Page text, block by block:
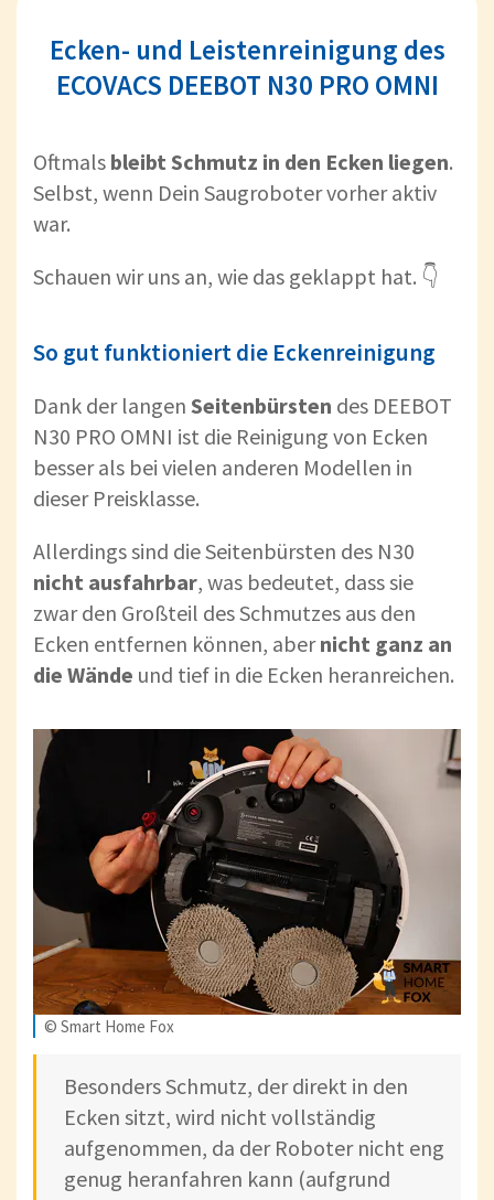
Ecken- und Leistenreinigung des
ECOVACS DEEBOT N30 PRO OMNI
Oftmals bleibt Schmutz in den Ecken liegen.
Selbst, wenn Dein Saugroboter vorher aktiv
war.
Schauen wir uns an, wie das geklappt hat. 👇
So gut funktioniert die Eckenreinigung
Dank der langen Seitenbürsten des DEEBOT
N30 PRO OMNI ist die Reinigung von Ecken
besser als bei vielen anderen Modellen in
dieser Preisklasse.
Allerdings sind die Seitenbürsten des N30
nicht ausfahrbar, was bedeutet, dass sie
zwar den Großteil des Schmutzes aus den
Ecken entfernen können, abernicht ganz an
die Wände und tief in die Ecken heranreichen.
© Smart Home Fox
Besonders Schmutz, der direkt in den
Ecken sitzt, wird nicht vollständig
aufgenommen, da der Roboter nicht eng
genug heranfahren kann (aufgrund